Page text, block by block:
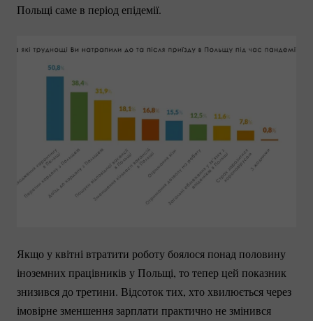
Польщі саме в період епідемії.
Якщо у квітні втратити роботу боялося понад половину
іноземних працівників у Польщі, то тепер цей показник
знизився до третини. Відсоток тих, хто хвилюється через
імовірне зменшення зарплати практично не змінився